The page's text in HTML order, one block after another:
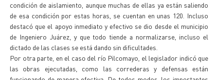
condición de aislamiento, aunque muchas de ellas ya están saliendo
de esa condición por estas horas, se cuentan en unas 120. Incluso
destacó que el apoyo inmediato y efectivo se dio desde el municipio
de Ingeniero Juárez, y que todo tiende a normalizarse, incluso el
dictado de las clases se está dando sin dificultades.
Por otra parte, en el caso del río Pilcomayo, el legislador indicó que
las obras ejecutadas, como las correderas y defensas están